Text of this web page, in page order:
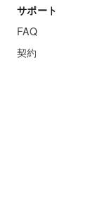
サポート
FAQ
契約